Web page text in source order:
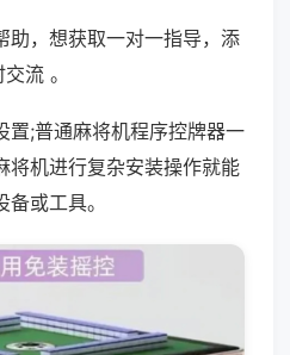
助，想获取一对一指导，添
流 。
置;普通麻将机程序控牌器一
将机进行复杂安装操作就能
或工具。